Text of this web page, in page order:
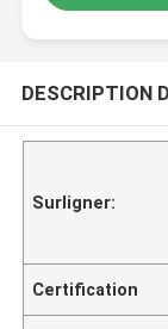
DESCRIPTION
Surligner:
Certification